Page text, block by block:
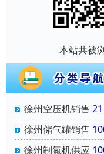
本站共被
徐州空压机销售 21
徐州储气罐销售
徐州制氮机供应